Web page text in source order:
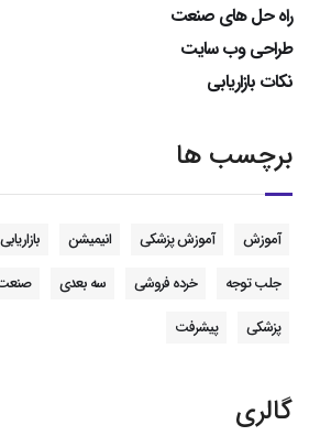
راه حل های صنعت
طراحی وب سایت
نکات بازاریابی
برچسب ها
آموزش آموزش پزشکی انیمیشن بازاریابی
جلب توجه
خرده فروشی سه بعدی
پزشکی
پیشرفت
گالری